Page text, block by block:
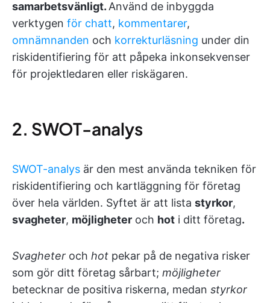
samarbetsvänligt.Använd de inbyggda
verktygen för chatt, kommentarer,
omnämnanden och korrekturläsning under din
riskidentifiering för att påpeka inkonsekvenser
för projektledaren eller riskägaren.
2. SWOT-analys
SWOT-analys är den mest använda tekniken för
riskidentifiering och kartläggning för företag
över hela världen. Syftet är att lista styrkor,
svagheter, möjligheter och hot i ditt företag.
Svagheter och hot pekar på de negativa risker
som gör ditt företag sårbart; möjligheter
betecknar de positiva riskerna, medan styrkor